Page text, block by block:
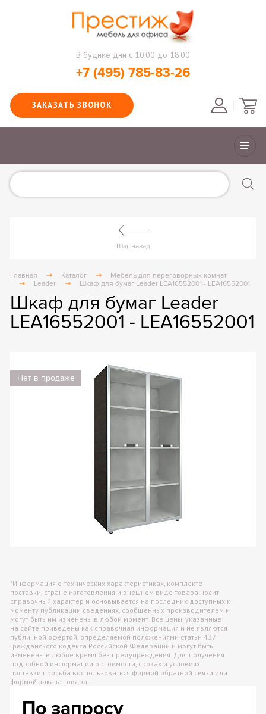
В будние дни с 10:00 до 18:00
+7 (495) 785-83-26
ЗАКАЗАТЬ ЗВОНОК
Шаг назад
Главная Каталог
Мебель для переговорных комнат
Leader
Шкаф для бумаг Leader LEA16552001 - LEA16552001
Шкаф для бумаг Leader
LEA16552001 - LEA16552001
Нет в продаже
*Информация о технических характеристиках, комплекте
поставки, стране изготовления и внешнем виде товара носит
справочный характер и основывается на последних доступных к
моменту публикации сведениях, сообщенных производителем и
могут быть им изменены в любой момент. Все цены, указанные
на сайте приведены как справочная информация и не являются
публичной офертой, определяемой положениями статьи 437
Гражданского кодекса Российской Федерации и могут быть
изменены в любое время без предупреждения. Для получения
подробной информации о стоимости, сроках и условиях
поставки просьба воспользоваться формой обратной связи или
формой заказа товара.
По запросу